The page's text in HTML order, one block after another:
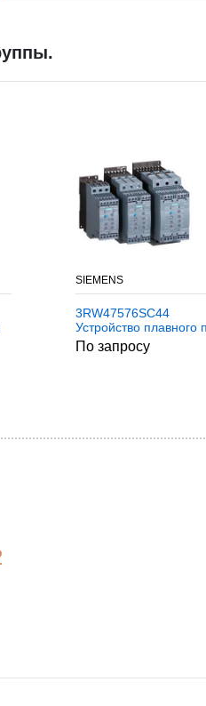
SIEMENS
3RW47576SC44
Устройство плавного
Simens
По запросу